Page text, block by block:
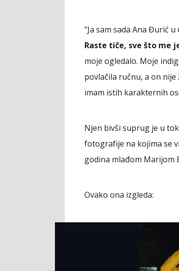
"Ja sam sada Ana Đurić
Raste tiče, sve što me
moje ogledalo. Moje
povlačila ručnu, a on nije
imam istih karakternih
Njen bivši suprug je u
fotografije na kojima se
godina mlađom Marijom
Ovako ona izgleda: